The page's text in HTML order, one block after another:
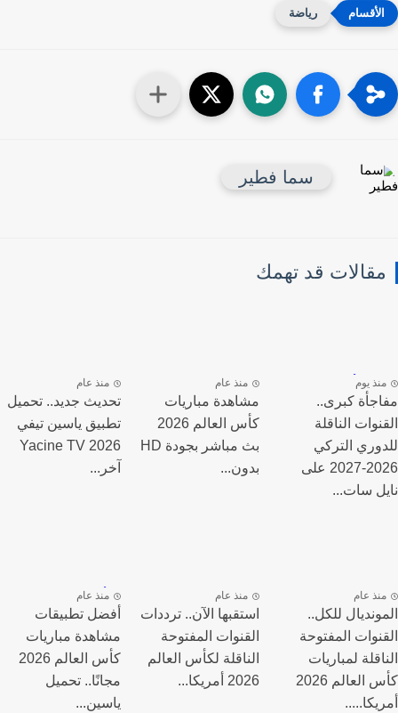
رياضة
سما فطير
قد تهمك
يوم
كبرى..
الناقلة
التركي
2026-2027 على
سات...
منذ عام
مشاهدة مباريات
كأس العالم 2026
بث مباشر بجودة HD
بدون...
منذ عام
تحديث جديد.. تحميل
تطبيق ياسين تيفي
Yacine TV 2026
آخر...
عام
للكل..
المفتوحة
لمباريات
كأس العالم 2026
منذ عام
استقبها الآن.. ترددات
القنوات المفتوحة
الناقلة لكأس العالم
2026 أمريكا...
منذ عام
أفضل تطبيقات
مشاهدة مباريات
كأس العالم 2026
مجانًا.. تحميل
ياسين...